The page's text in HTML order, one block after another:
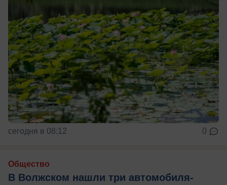
сегодня в 08:12 0
Общество
В Волжском нашли три автомобиля-